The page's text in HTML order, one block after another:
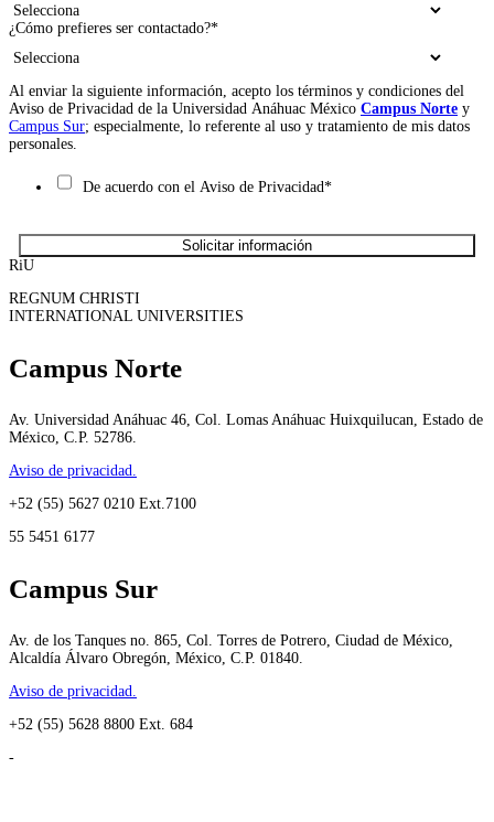
¿Cómo prefieres ser contactado?*
Al enviar la siguiente información, acepto los términos y condiciones del
Aviso de Privacidad de la Universidad Anáhuac México Campus Norte y
Campus Sur; especialmente, lo referente al uso y tratamiento de mis datos
personales.
De acuerdo con el Aviso de Privacidad*
RiU
REGNUM CHRISTI
INTERNATIONAL UNIVERSITIES
Campus Norte
Av. Universidad Anáhuac 46, Col. Lomas Anáhuac Huixquilucan, Estado de
México, C.P. 52786.
Aviso de privacidad.
+52 (55) 5627 0210 Ext.7100
55 5451 6177
Campus Sur
Av. de los Tanques no. 865, Col. Torres de Potrero, Ciudad de México,
Alcaldía Álvaro Obregón, México, C.P. 01840.
Aviso de privacidad.
+52 (55) 5628 8800 Ext. 684
-